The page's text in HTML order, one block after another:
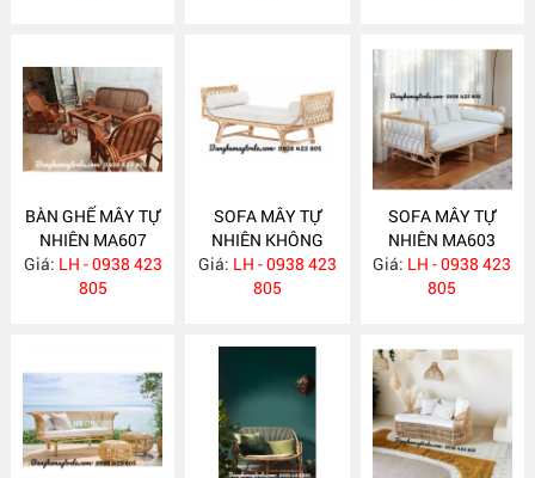
BÀN GHẾ MÂY TỰ
NHIÊN MA607
Giá: LH - 0938 423
805
SOFA MÂY TỰ
NHIÊN KHÔNG
TỰA MA604
Giá: LH - 0938 423
805
SOFA MÂY TỰ
NHIÊN MA603
Giá: LH - 0938 423
805